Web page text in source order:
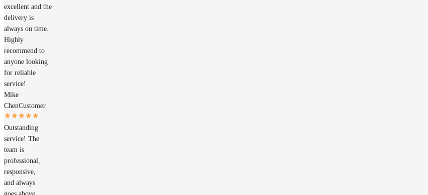
excellent and the
delivery is
always on time.
Highly
recommend to
anyone looking
for reliable
service!
Mike
ChenCustomer
Outstanding
service! The
team is
professional,
responsive,
and always